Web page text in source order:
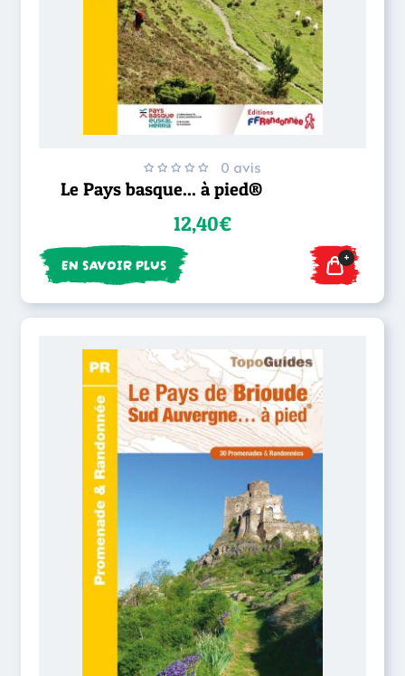
0 avis
Le Pays basque... à pied®
12,40€
EN SAVOIR PLUS +